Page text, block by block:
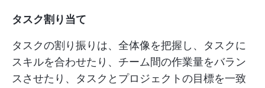
タスク割り当て
タスクの割り振りは、全体像を把握し、タスクに
スキルを合わせたり、チーム間の作業量をバラン
スさせたり、タスクとプロジェクトの目標を一致